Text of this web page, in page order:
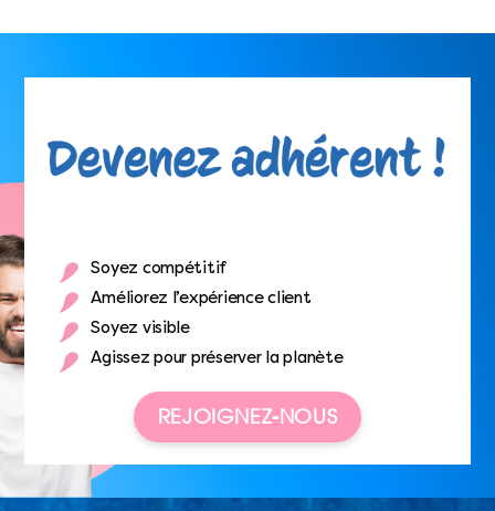
Soyez compétitif
Améliorez l’expérience client
Soyez visible
Agissez pour préserver la planète
REJOIGNEZ-NOUS